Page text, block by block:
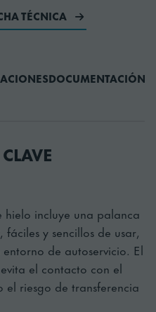
TÉCNICA
DOCUMENTACIÓN
hielo incluye una palanca
y sencillos de usar,
de autoservicio. El
el contacto con el
riesgo de transferencia